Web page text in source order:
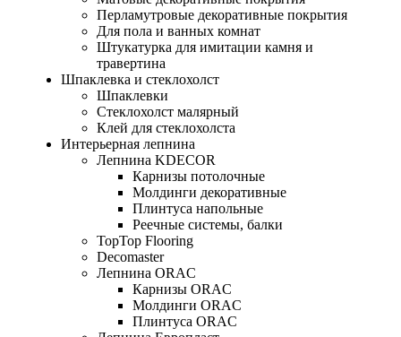
Перламутровые декоративные покрытия
Для пола и ванных комнат
Штукатурка для имитации камня и
травертина
Шпаклевка и стеклохолст
Шпаклевки
Стеклохолст малярный
Клей для стеклохолста
Интерьерная лепнина
Лепнина KDECOR
Карнизы потолочные
Молдинги декоративные
Плинтуса напольные
Реечные системы, балки
TopTop Flooring
Decomaster
Лепнина ORAC
Карнизы ORAC
Молдинги ORAC
Плинтуса ORAC